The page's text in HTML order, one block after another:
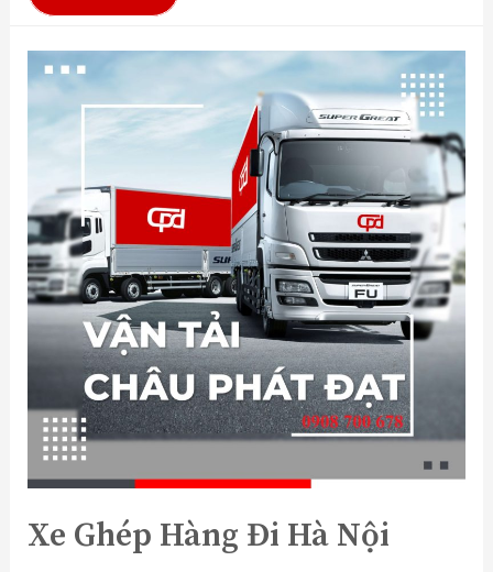
Xe Ghép Hàng Đi Hà Nội